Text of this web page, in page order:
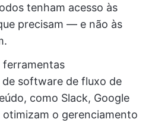
tenham acesso às
precisam — e não às
ferramentas
software de fluxo de
como Slack, Google
otimizam o gerenciamento